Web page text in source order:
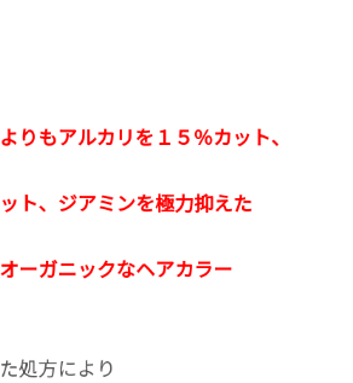
りもアルカリを１５％カット、
ト、ジアミンを極力抑えた
ーガニックなヘアカラー
処方により